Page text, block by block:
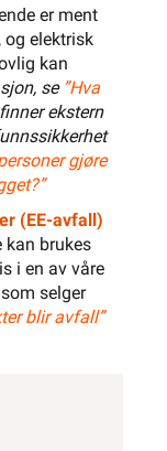
er ment
elektrisk
kan
se ”Hva
ekstern
gjøre
(EE-avfall)
brukes
i en av våre
selger
blir avfall”